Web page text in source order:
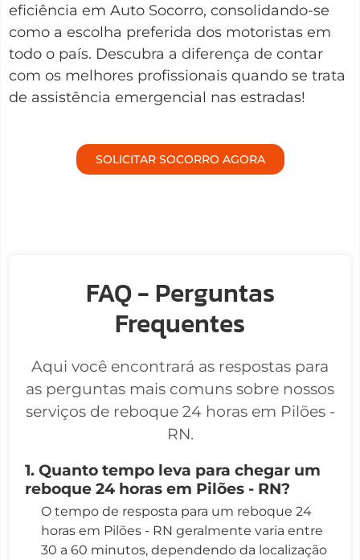
eficiência em Auto Socorro, consolidando-se
como a escolha preferida dos motoristas em
todo o país. Descubra a diferença de contar
com os melhores profissionais quando se trata
de assistência emergencial nas estradas!
SOLICITAR SOCORRO AGORA
FAQ - Perguntas
Frequentes
Aqui você encontrará as respostas para
as perguntas mais comuns sobre nossos
serviços de reboque 24 horas em Pilões -
RN.
1. Quanto tempo leva para chegar um
reboque 24 horas em Pilões - RN?
O tempo de resposta para um reboque 24
horas em Pilões - RN geralmente varia entre
30 a 60 minutos, dependendo da localização